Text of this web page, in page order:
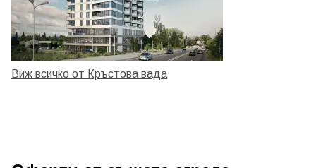
Виж всичко от Кръстова вада